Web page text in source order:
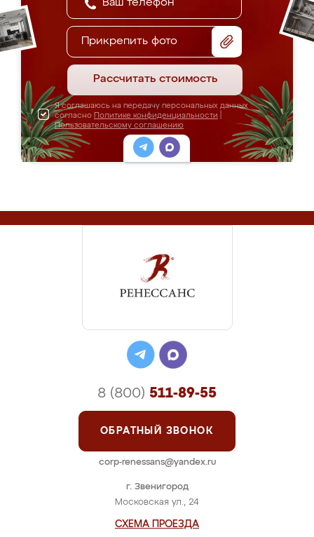
Прикрепить фото
Рассчитать стоимость
Я соглашаюсь на передачу персональных данных
согласно Политике конфиденциальности
Пользовательскому соглашению
г. Звенигород
Московская ул., 24
СХЕМА ПРОЕЗДА
8 (800) 511-89-55
ОБРАТНЫЙ ЗВОНОК
corp-renessans@yandex.ru